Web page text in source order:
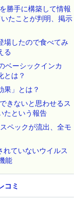
勝手に構築して情報
たことが判明、掲示
場したので食べてみ
る
ベーシックインカ
とは？
果」とは？
きないと思わせるス
たという報告
ペックが流出、全モ
れていないウイルス
能
コミ